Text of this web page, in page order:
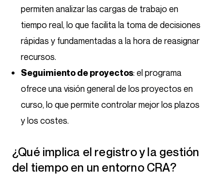
permiten analizar las cargas de trabajo en
tiempo real, lo que facilita la toma de decisiones
rápidas y fundamentadas a la hora de reasignar
recursos.
Seguimiento de proyectos: el programa
ofrece una visión general de los proyectos en
curso, lo que permite controlar mejor los plazos
y los costes.
¿Qué implica el registro y la gestión
del tiempo en un entorno CRA?